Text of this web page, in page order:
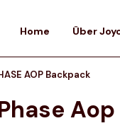
Home Über
AOP Backpack